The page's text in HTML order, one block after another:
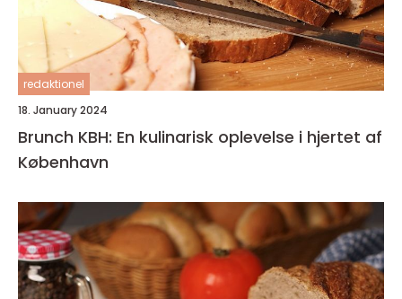
redaktionel
18. January 2024
Brunch KBH: En kulinarisk oplevelse i hjertet af
København